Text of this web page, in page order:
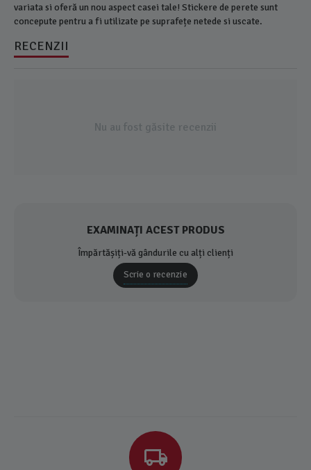
variata si oferă un nou aspect casei tale! Stickere de perete sunt
concepute pentru a fi utilizate pe suprafețe netede si uscate.
RECENZII
Nu au fost găsite recenzii
EXAMINAȚI ACEST PRODUS
Împărtășiți-vă gândurile cu alți clienți
Scrie o recenzie